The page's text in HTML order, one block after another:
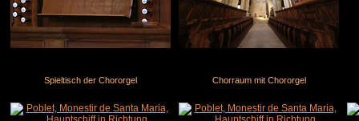
Spieltisch der Chororgel Chorraum mit Chororgel